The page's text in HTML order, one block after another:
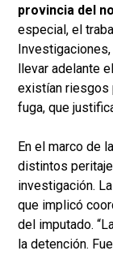
provincia del
especial, el
llevar adelante
existían riesgos
fuga, que
En el marco de
distintos
investigación.
que implicó
del imputado.
la detención.